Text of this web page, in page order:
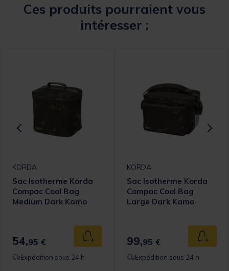
Ces produits pourraient vous
intéresser :
panier
KORDA
Sac Isotherme Korda
Compac Cool Bag
Medium Dark Kamo
54,95 € Ajouter au panier
Expédition sous 24 h
KORDA
Sac Isotherme Korda
Compac Cool Bag
Large Dark Kamo
99,95 €
Expédition sous 24 h